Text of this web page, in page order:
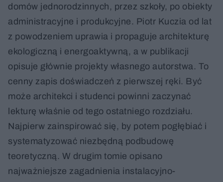
domów jednorodzinnych, przez szkoły, po obiekty
administracyjne i produkcyjne. Piotr Kuczia od lat
z powodzeniem uprawia i propaguje architekturę
ekologiczną i energoaktywną, a w publikacji
opisuje głównie projekty własnego autorstwa. To
cenny zapis doświadczeń z pierwszej ręki. Być
może architekci i studenci powinni zaczynać
lekturę właśnie od tego ostatniego rozdziału.
Najpierw zainspirować się, by potem pogłębiać i
systematyzować niezbędną podbudowę
teoretyczną. W drugim tomie opisano
najważniejsze zagadnienia instalacyjno-